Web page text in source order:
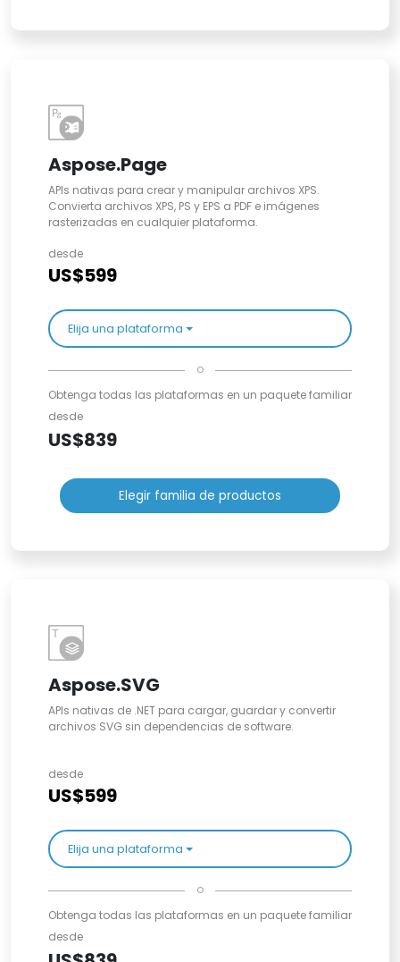
Aspose.Page
APIs nativas para crear y manipular archivos XPS.
Convierta archivos XPS, PS y EPS a PDF e imágenes
rasterizadas en cualquier plataforma.
desde
US$599
Elija una plataforma
o
Obtenga todas las plataformas en un paquete familiar
desde
US$839
Elegir familia de productos
Aspose.SVG
APIs nativas de .NET para cargar, guardar y convertir
archivos SVG sin dependencias de software.
desde
US$599
Elija una plataforma
o
Obtenga todas las plataformas en un paquete familiar
desde